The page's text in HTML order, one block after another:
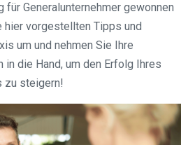
für Generalunternehmer gewonnen
hier vorgestellten Tipps und
um und nehmen Sie Ihre
in die Hand, um den Erfolg Ihres
zu steigern!